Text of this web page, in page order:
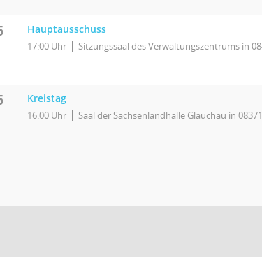
Hauptausschuss
17:00 Uhr Sitzungssaal des Verwaltungszentrums in
Kreistag
16:00 Uhr Saal der Sachsenlandhalle Glauchau in